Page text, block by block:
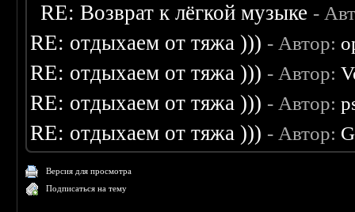
RE: Возврат к лёгкой музыке -
RE: отдыхаем от тяжа ))) - Автор:
RE: отдыхаем от тяжа ))) - Автор:
RE: отдыхаем от тяжа ))) - Автор:
RE: отдыхаем от тяжа ))) - Автор:
Версия для просмотра
Подписаться на тему